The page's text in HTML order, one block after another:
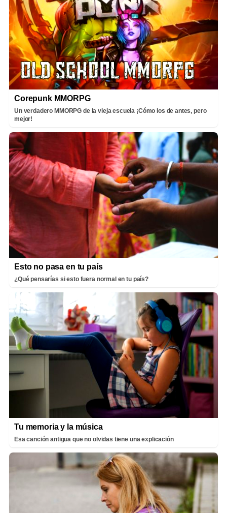
Corepunk MMORPG
Un verdadero MMORPG de la vieja escuela ¡Cómo los de antes, pero
mejor!
Esto no pasa en tu país
¿Qué pensarías si esto fuera normal en tu país?
Tu memoria y la música
Esa canción antigua que no olvidas tiene una explicación